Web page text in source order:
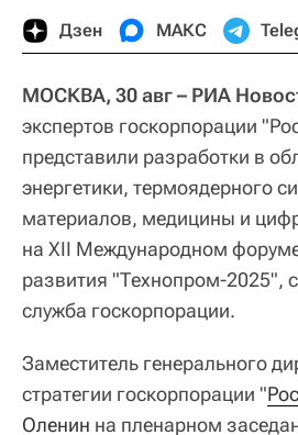
Дзен МАКС
МОСКВА, 30 авг – РИА
экспертов госкорпорации
представили разработки в
энергетики, термоядерного
материалов, медицины и
на XII Международном
развития "Технопром-2025",
служба госкорпорации.
Заместитель генерального
стратегии госкорпорации "
Оленин на пленарном